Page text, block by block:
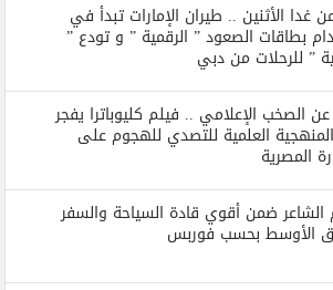
غدا الأثنين .. طيران الإمارات تبدأ في
بطاقات الصعود ” الرقمية ” و تودع ”
” للرحلات من دبي
عن الصخب الإعلامي .. فيلم كليوباترا يفجر
العلمية للتصدي للهجوم على
المصرية
ضمن أقوي قادة السياحة والسفر
الأوسط بحسب فوربس